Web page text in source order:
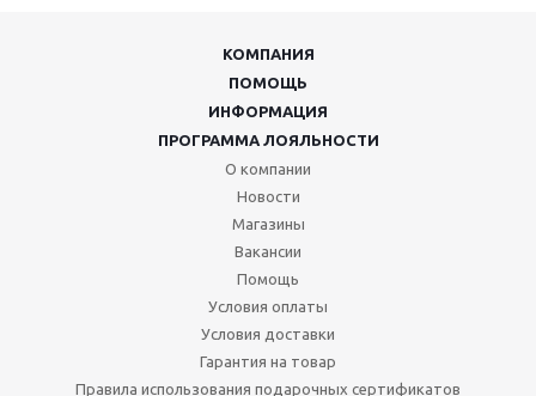
КОМПАНИЯ
ПОМОЩЬ
ИНФОРМАЦИЯ
ПРОГРАММА ЛОЯЛЬНОСТИ
О компании
Новости
Магазины
Вакансии
Помощь
Условия оплаты
Условия доставки
Гарантия на товар
Правила использования подарочных сертификатов